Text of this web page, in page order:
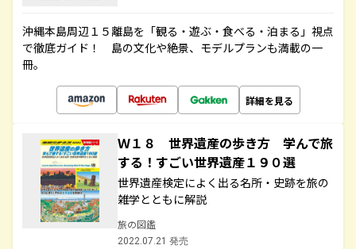
沖縄本島周辺１５離島を「観る・遊ぶ・食べる・泊まる」視点
で徹底ガイド！ 島の文化や絶景、モデルプランも満載の一
冊。
詳細を見る
Ｗ１８ 世界遺産の歩き方 学んで旅
する！すごい世界遺産１９０選
世界遺産検定によく出る名所・史跡を旅の
雑学とともに解説
旅の図鑑
2022.07.21 発売